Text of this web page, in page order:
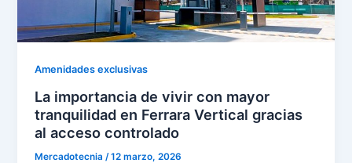
Amenidades exclusivas
La importancia de vivir con mayor
tranquilidad en Ferrara Vertical gracias
al acceso controlado
Mercadotecnia /12 marzo, 2026